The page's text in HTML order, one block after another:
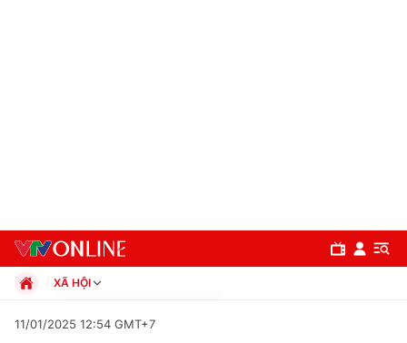
XÃ HỘI
Xã hội
11/01/2025 12:54 GMT+7